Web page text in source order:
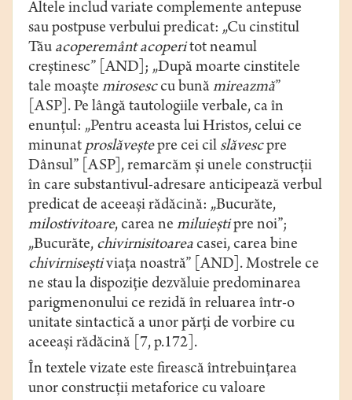
Altele includ variate complemente antepuse
sau postpuse verbului predicat: „Cu cinstitul
Tău acoperemânt acoperitot neamul
creștinesc” [AND]; „După moarte cinstitele
tale moaște mirosesccu bună mireazmă”
[ASP]. Pe lângă tautologiile verbale, ca în
enunțul: „Pentru aceasta lui Hristos, celui ce
minunat proslăveștepre cei cil slăvescpre
Dânsul” [ASP], remarcăm și unele construcții
în care substantivul-adresare anticipează verbul
predicat de aceeași rădăcină: „Bucurăte,
milostivitoare, carea ne miluieștipre noi”;
„Bucurăte, chivirnisitoarea casei, carea bine
chivirniseștiviața noastră” [AND]. Mostrele ce
ne stau la dispoziție dezvăluie predominarea
parigmenonului ce rezidă în reluarea într-o
unitate sintactică a unor părţi de vorbire cu
aceeaşi rădăcină [7, p.172].
În textele vizate este firească întrebuințarea
unor construcții metaforice cu valoare